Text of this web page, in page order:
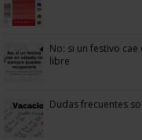
No: si un festivo
libre
Dudas frecuentes